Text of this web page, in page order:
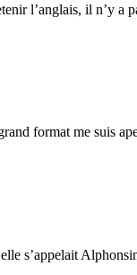
l’anglais, il n’y a
format me suis
s’appelait